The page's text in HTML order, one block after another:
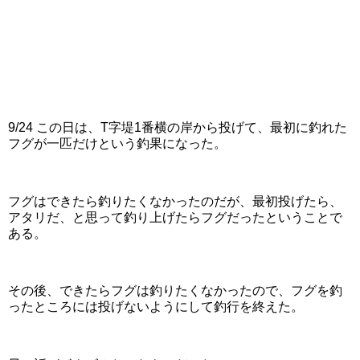
9/24 この日は、T字堤1番横の岸から投げて、最初に釣れた
フグが一匹だけという釣果になった。
フグはできたら釣りたくなかったのだが、最初投げたら、
アタリだ、と思って釣り上げたらフグだったということで
ある。
その後、できたらフグは釣りたくなかったので、フグを釣
ったところには投げないようにして釣行を終えた。